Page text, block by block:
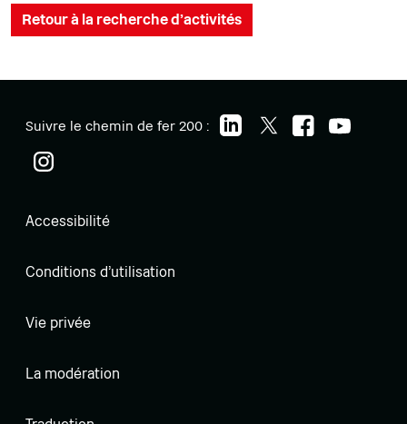
Retour à la recherche d'activités
Suivre le chemin de fer 200 :
Accessibilité
Conditions d'utilisation
Vie privée
La modération